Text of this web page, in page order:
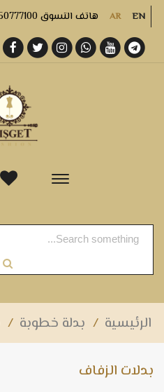
AR EN هاتف التسوق 00905550777100
-
الرئيسية / بدلة خطوبة /
بدلات الزفاف